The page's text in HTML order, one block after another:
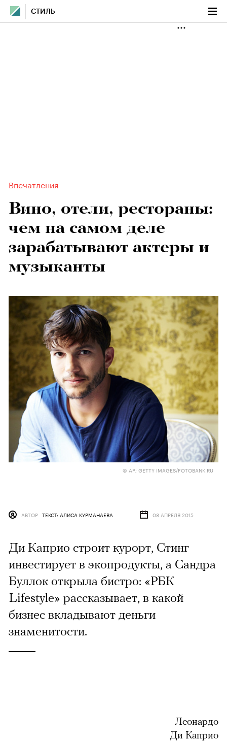
СТИЛЬ
Впечатления
Вино, отели, рестораны:
чем на самом деле
зарабатывают актеры и
музыканты
© AP; GETTY IMAGES/FOTOBANK.RU
АВТОР ТЕКСТ: АЛИСА КУРМАНАЕВА 08 АПРЕЛЯ 2015
Ди Каприо строит курорт, Стинг
инвестирует в экопродукты, а Сандра
Буллок открыла бистро: «РБК
Lifestyle» рассказывает, в какой
бизнес вкладывают деньги
знаменитости.
Леонардо
Ди Каприо